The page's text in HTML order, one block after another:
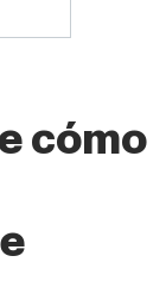
cómo